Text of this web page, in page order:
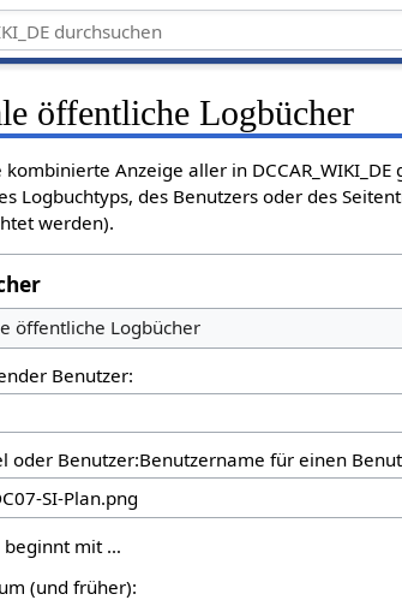
öffentliche Logbücher
kombinierte Anzeige aller in
Logbuchtyps, des Benutzers oder des
werden).
öffentliche Logbücher
Benutzer:
oder Benutzer:Benutzername für einen
beginnt mit …
(und früher):